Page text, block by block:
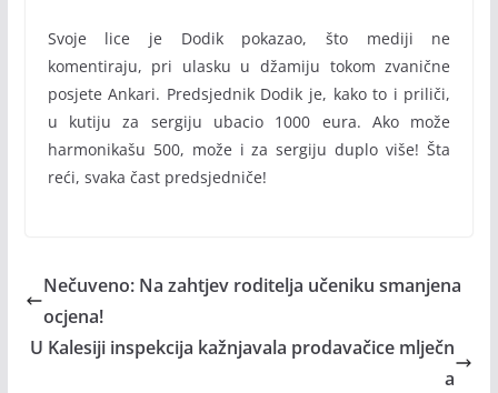
Svoje lice je Dodik pokazao, što mediji ne
komentiraju, pri ulasku u džamiju tokom zvanične
posjete Ankari. Predsjednik Dodik je, kako to i priliči,
u kutiju za sergiju ubacio 1000 eura. Ako može
harmonikašu 500, može i za sergiju duplo više! Šta
reći, svaka čast predsjedniče!
Nečuveno: Na zahtjev roditelja učeniku smanjena
ocjena!
U Kalesiji inspekcija kažnjavala prodavačice mlječn
a